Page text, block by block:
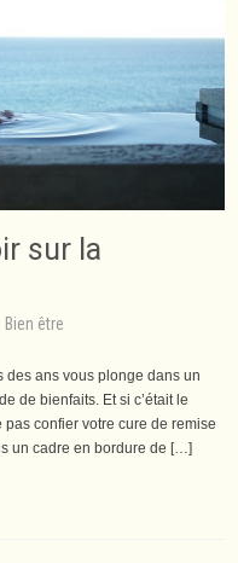
sur la
Bien être
des ans vous plonge dans un
de bienfaits. Et si c’était le
confier votre cure de remise
un cadre en bordure de […]